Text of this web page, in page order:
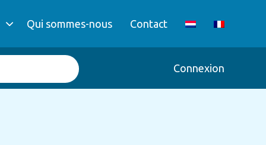
Qui sommes-nous Contact
Connexion